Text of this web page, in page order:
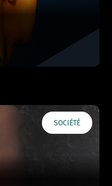
SOCIÉTÉ